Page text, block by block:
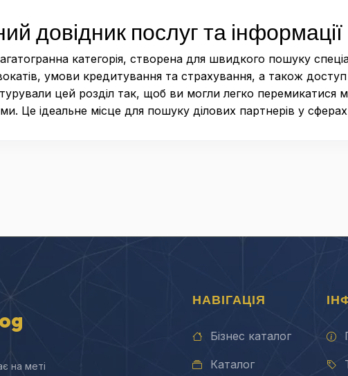
довідник послуг та інформації
категорія, створена для швидкого пошуку
умови кредитування та страхування, а також
цей розділ так, щоб ви могли легко перемикатися
Це ідеальне місце для пошуку ділових партнерів у
на меті
НАВІГАЦІЯ
Бізнес каталог
Каталог